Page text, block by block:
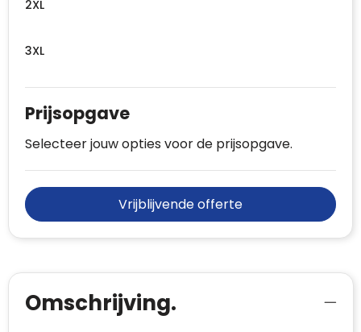
2XL
3XL
Prijsopgave
Selecteer jouw opties voor de prijsopgave.
Vrijblijvende offerte
Omschrijving.